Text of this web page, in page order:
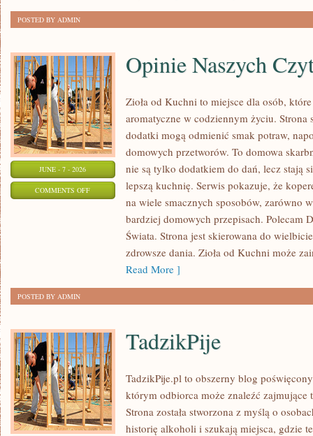
POSTED BY ADMIN
JUNE - 7 - 2026
COMMENTS OFFON
CZYTELNIKÓW
Opinie Naszych
Zioła od Kuchni to miejsce dla osób,
aromatyczne w codziennym życiu.
dodatki mogą odmienić smak potraw,
domowych przetworów. To domowa
nie są tylko dodatkiem do dań, lecz stają
lepszą kuchnię. Serwis pokazuje, że
na wiele smacznych sposobów, zarówno
bardziej domowych przepisach. Polecam
Świata. Strona jest skierowana do
zdrowsze dania. Zioła od Kuchni może
Read More ]
POSTED BY ADMIN
TadzikPije
TadzikPije.pl to obszerny blog
którym odbiorca może znaleźć zajmujące
Strona została stworzona z myślą o
historię alkoholi i szukają miejsca, gdzie